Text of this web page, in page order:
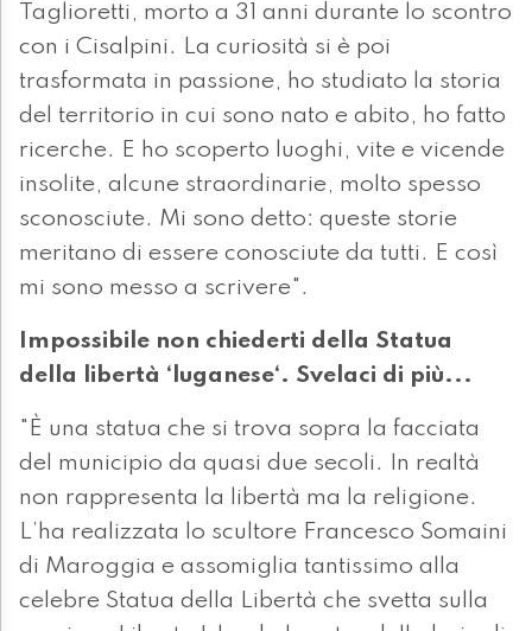
Taglioretti, morto a 31 anni durante lo scontro
con i Cisalpini. La curiosità si è poi
trasformata in passione, ho studiato la storia
del territorio in cui sono nato e abito, ho fatto
ricerche. E ho scoperto luoghi, vite e vicende
insolite, alcune straordinarie, molto spesso
sconosciute. Mi sono detto: queste storie
meritano di essere conosciute da tutti. E così
mi sono messo a scrivere".
Impossibile non chiederti della Statua
della libertà ‘luganese‘. Svelaci di più...
"È una statua che si trova sopra la facciata
del municipio da quasi due secoli. In realtà
non rappresenta la libertà ma la religione.
L’ha realizzata lo scultore Francesco Somaini
di Maroggia e assomiglia tantissimo alla
celebre Statua della Libertà che svetta sulla